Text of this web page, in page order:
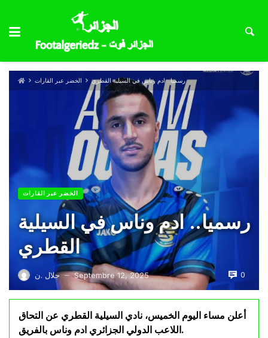
الخضر عبر القارات رسميا.. ادم وناس في السيلية القطري
الخضر عبر القارات
رسميا.. ادم وناس في السيلية
القطري
جلال .ن — Septembre 12, 2025 0
أعلن مساء اليوم الخميس، نادي السيلية القطري عن التحاق
اللاعب الدولي الجزائري ادم وناس بالفريق.